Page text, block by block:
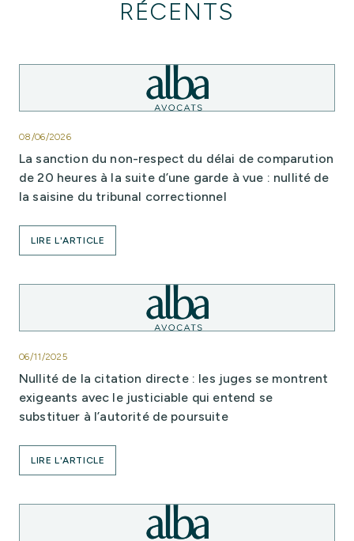
RÉCENTS
08/06/2026
La sanction du non-respect du délai de comparution
de 20 heures à la suite d’une garde à vue : nullité de
la saisine du tribunal correctionnel
LIRE L'ARTICLE
06/11/2025
Nullité de la citation directe : les juges se montrent
exigeants avec le justiciable qui entend se
substituer à l’autorité de poursuite
LIRE L'ARTICLE